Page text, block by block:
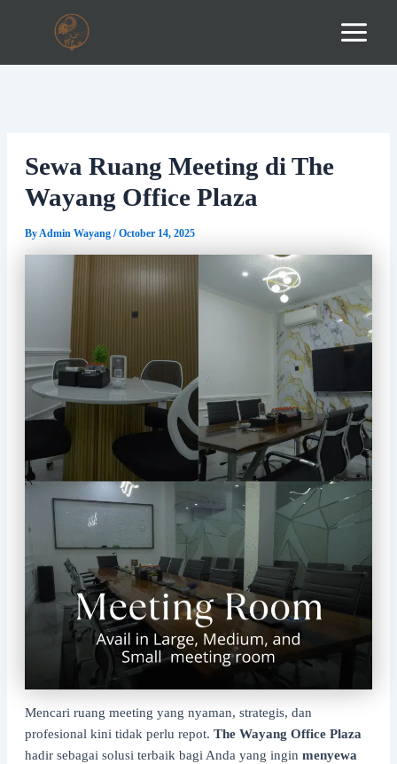
Sewa Ruang Meeting di The
Wayang Office Plaza
ByAdmin Wayang /October 14, 2025
Mencari ruang meeting yang nyaman, strategis, dan
profesional kini tidak perlu repot. The Wayang Office Plaza
hadir sebagai solusi terbaik bagi Anda yang ingin menyewa